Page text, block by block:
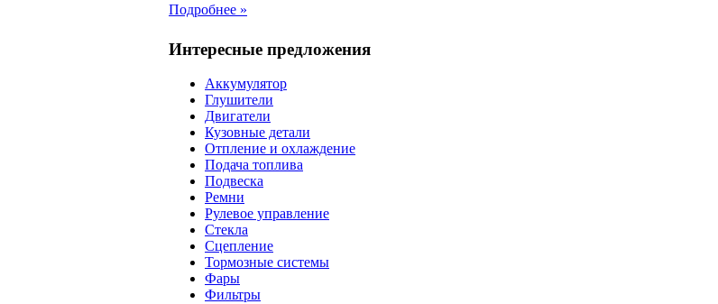
Подробнее »
Интересные предложения
Аккумулятор
Глушители
Двигатели
Кузовные детали
Отпление и охлаждение
Подача топлива
Подвеска
Ремни
Рулевое управление
Стекла
Сцепление
Тормозные системы
Фары
Фильтры